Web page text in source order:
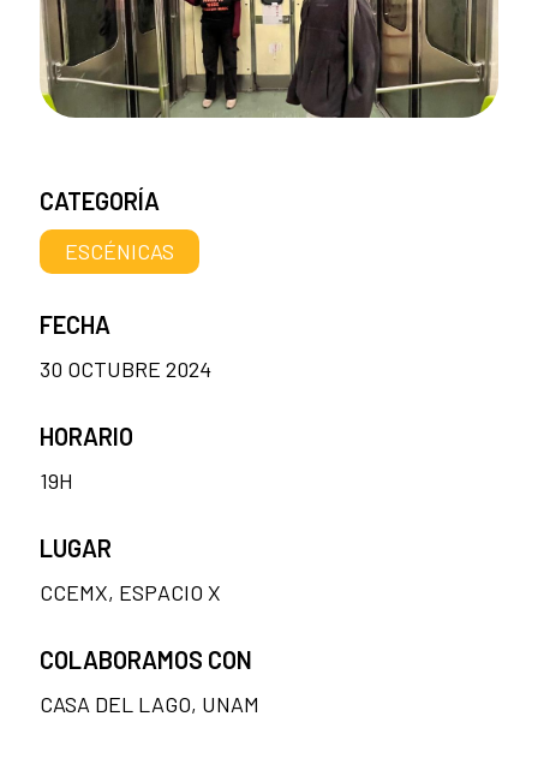
CATEGORÍA
ESCÉNICAS
FECHA
30 OCTUBRE 2024
HORARIO
19H
LUGAR
CCEMX, ESPACIO X
COLABORAMOS CON
CASA DEL LAGO, UNAM